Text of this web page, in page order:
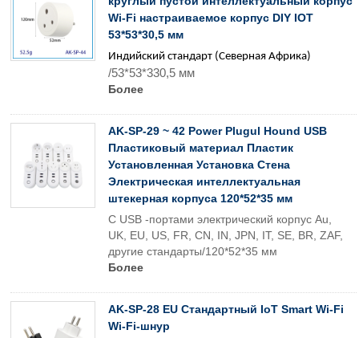
Wi-Fi настраиваемое корпус DIY IOT
53*53*30,5 мм
Индийский стандарт (Северная Африка)
/53*53*330,5 мм
Более
AK-SP-29 ~ 42 Power Plugul Hound USB
Пластиковый материал Пластик
Установленная Установка Стена
Электрическая интеллектуальная
штекерная корпуса 120*52*35 мм
С USB -портами электрический корпус Au,
UK, EU, US, FR, CN, IN, JPN, IT, SE, BR, ZAF,
другие стандарты/120*52*35 мм
Более
AK-SP-28 EU Стандартный IoT Smart Wi-Fi
Wi-Fi-шнур